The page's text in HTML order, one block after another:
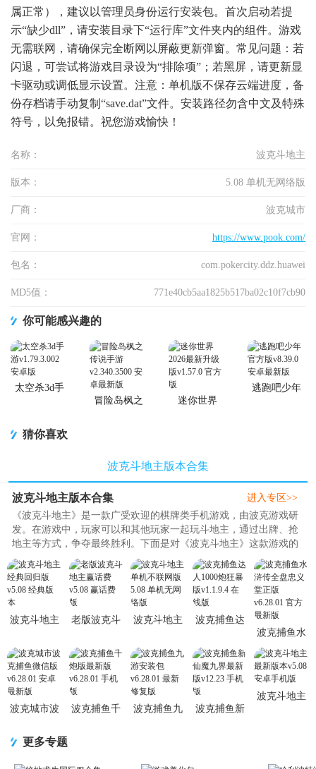
属正常），建议以管理员身份运行安装包。首次启动若提
示“缺少dll”，请安装目录下“运行库”文件夹内的组件。游戏
无需联网，请确保完全断网以屏蔽更新弹窗。常见问题：若
闪退，可尝试将游戏目录设为“排除项”；若黑屏，请更新显
卡驱动或调低显示设置。注意：单机版不保存云端进度，备
份存档请手动复制“save.dat”文件。安装路径勿含中文及特殊
符号，以免报错。祝您游戏愉快！
名称： 波克斗地主
版本： 5.08 单机无网络版
厂商： 波克城市
官网： https://www.pook.com/
包名： com.pokercity.ddz.huawei
MD5值： 771e40cb5aa1825b517ba02c10f7cb90
你可能感兴趣的
太空杀3d手
冒险岛枫之
迷你世界
逃跑吧少年
猜你喜欢
波克斗地主版本合集
波克斗地主版本合集
《波克斗地主》是一款广受欢迎的棋牌类手机游戏，由波克游戏研
发。在游戏中，玩家可以和其他玩家一起玩斗地主，通过出牌、抢
地主等方式，争夺最终胜利。下面是对《波克斗地主》这款游戏的
评价：《波克斗地主》以斗地..
进入专区>>
波克斗地主
v5.08 经典
版本
老版波克斗
v5.08 赢话
费版
波克斗地主
版5.08 单机
无网络版
波克捕鱼达
暴版v1.1.9.4
在线版
波克捕鱼水
浒传全盘忠
义堂正版
v6.28.01 官
方
波克城市波
版v6.28.01
安卓最新版
波克捕鱼千
波克捕鱼九
波克捕鱼新
波克斗地主
更多专题